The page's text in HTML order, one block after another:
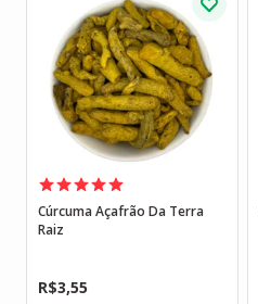
Cúrcuma Açafrão Da Terra
Raiz
R$3,55